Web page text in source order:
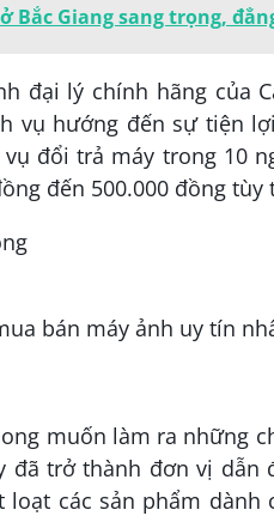
Bắc Giang sang trọng,
đại lý chính hãng của
vụ hướng đến sự tiện
đổi trả máy trong 10
đến 500.000 đồng
muốn làm ra những
đã trở thành đơn vị dẫn
các sản phẩm dành